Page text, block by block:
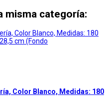
misma categoría:
Color Blanco, Medidas: 180